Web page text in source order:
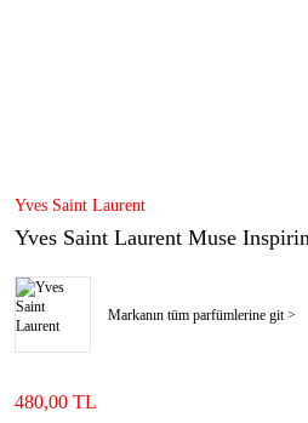
Yves Saint Laurent
Yves Saint Laurent Muse
Markanın tüm parfümlerine git >
480,00 TL